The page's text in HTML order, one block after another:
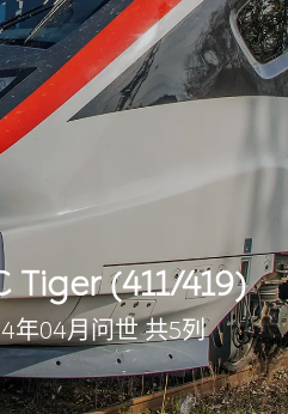
Tiger (411/419)
年04月问世 共5列